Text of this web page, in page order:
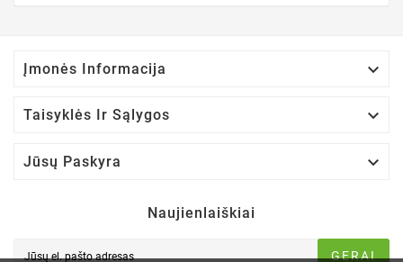
Įmonės Informacija 
Taisyklės Ir Sąlygos 
Jūsų Paskyra 
Naujienlaiškiai
GERAI